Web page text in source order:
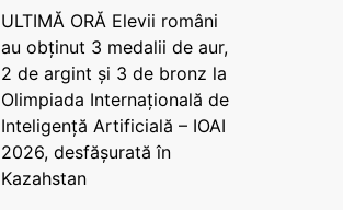
ULTIMĂ ORĂ Elevii români
au obținut 3 medalii de aur,
2 de argint și 3 de bronz la
Olimpiada Internațională de
Inteligență Artificială – IOAI
2026, desfășurată în
Kazahstan